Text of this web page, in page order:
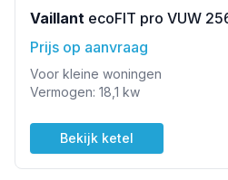
Vaillant ecoFIT pro VUW
Prijs op aanvraag
Voor kleine woningen
Vermogen: 18,1 kw
Bekijk ketel